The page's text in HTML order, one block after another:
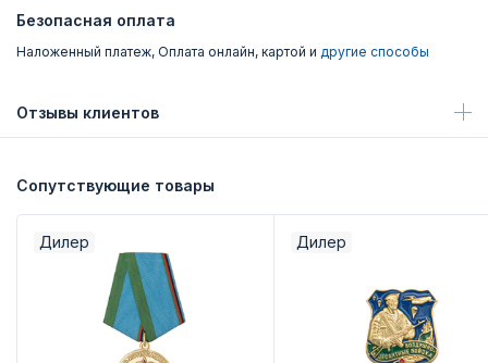
Безопасная оплата
Наложенный платеж, Оплата онлайн, картой и другие способы
Отзывы клиентов
Сопутствующие товары
Дилер Дилер